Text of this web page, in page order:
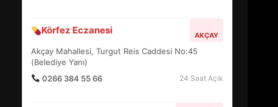
Körfez Eczanesi AKÇAY
Akçay Mahallesi, Turgut Reis Caddesi No:45
(Belediye Yanı)
0266 384 55 66
24 Saat Açık
6
BURHANİYE SATRANÇ
DEĞİŞTİRİYOR?